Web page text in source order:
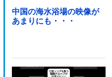
中国の海水浴場の映像が
あまりにも・・・